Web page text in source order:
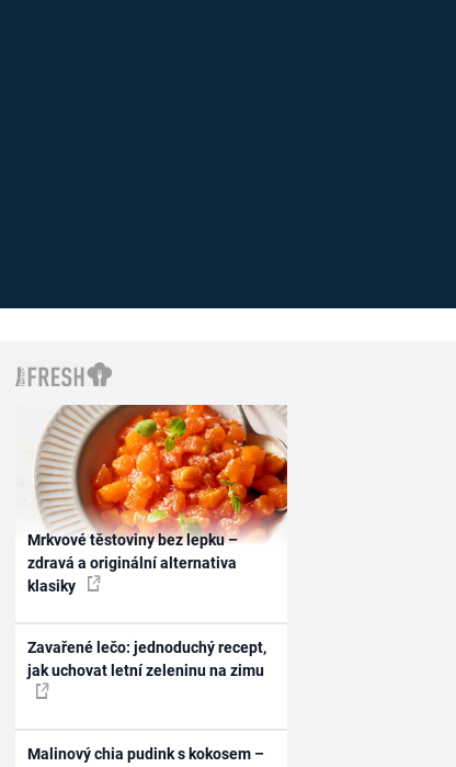
Mrkvové těstoviny bez lepku –
zdravá a originální alternativa
klasiky
Zavařené lečo: jednoduchý recept,
jak uchovat letní zeleninu na zimu
Malinový chia pudink s kokosem –